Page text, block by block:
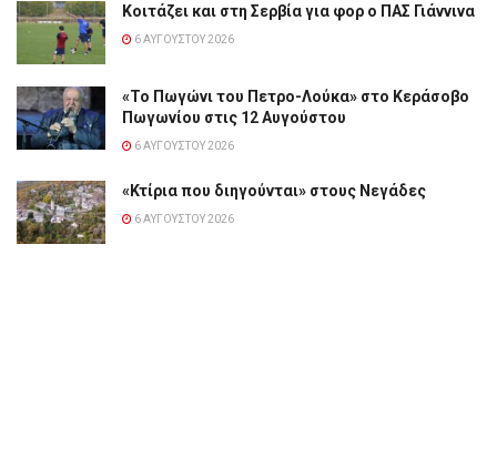
Κοιτάζει και στη Σερβία για φορ ο ΠΑΣ Γιάννινα
6 ΑΥΓΟΎΣΤΟΥ 2026
«Το Πωγώνι του Πετρο-Λούκα» στο Κεράσοβο
Πωγωνίου στις 12 Αυγούστου
6 ΑΥΓΟΎΣΤΟΥ 2026
«Κτίρια που διηγούνται» στους Νεγάδες
6 ΑΥΓΟΎΣΤΟΥ 2026